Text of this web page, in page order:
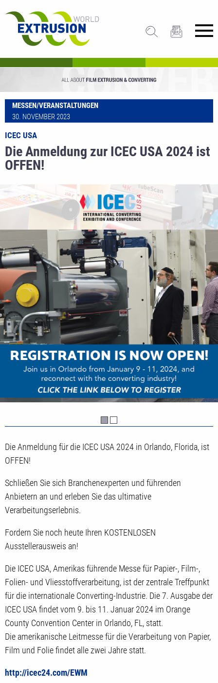
MESSEN/VERANSTALTUNGEN
30. NOVEMBER 2023
Die Anmeldung zur ICEC USA 2024 ist
OFFEN!
ICEC USA
Die Anmeldung für die ICEC USA 2024 in Orlando, Florida, ist
OFFEN!
Schließen Sie sich Branchenexperten und führenden
Anbietern an und erleben Sie das ultimative
Verarbeitungserlebnis.
Fordern Sie noch heute Ihren KOSTENLOSEN
Ausstellerausweis an!
Die ICEC USA, Amerikas führende Messe für Papier-, Film-,
Folien- und Vliesstoffverarbeitung, ist der zentrale Treffpunkt
für die internationale Converting-Industrie. Die 7. Ausgabe der
ICEC USA findet vom 9. bis 11. Januar 2024 im Orange
County Convention Center in Orlando, FL, statt.
Die amerikanische Leitmesse für die Verarbeitung von Papier,
Film und Folie findet alle zwei Jahre statt.
http://icec24.com/EWM